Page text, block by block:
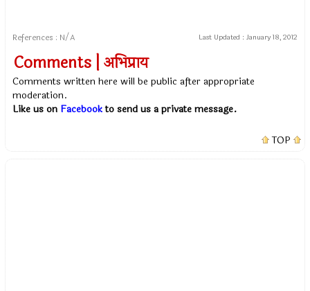
References : N/A Last Updated : January 18, 2012
Comments | अभिप्राय
Comments written here will be public after appropriate
moderation.
Like us on Facebookto send us a private message.
TOP